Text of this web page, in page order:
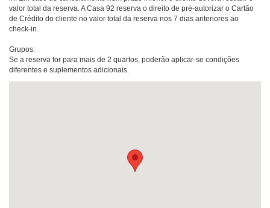
valor total da reserva. A Casa 92 reserva o direito de pré-autorizar o Cartão
de Crédito do cliente no valor total da reserva nos 7 dias anteriores ao
check-in.
Grupos:
Se a reserva for para mais de 2 quartos, poderão aplicar-se condições
diferentes e suplementos adicionais.